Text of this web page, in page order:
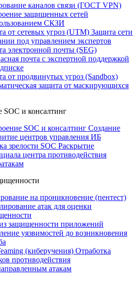
каналов связи (ГОСТ VPN)
защищенных сетей
СКЗИ
от сетевых угроз (UTM) Защита сети
под управлением экспертов
электронной почты (SEG)
почта с экспертной поддержкой
от продвинутых угроз (Sandbox)
защита от маскирующихся
SOC и консалтинг
SOC и консалтинг Создание
центров управления ИБ
зрелости SOC Раскрытие
центра противодействия
на проникновение (пентест)
атак для оценки
защищенности приложений
уязвимостей до возникновения
(киберучения) Отработка
противодействия
атакам